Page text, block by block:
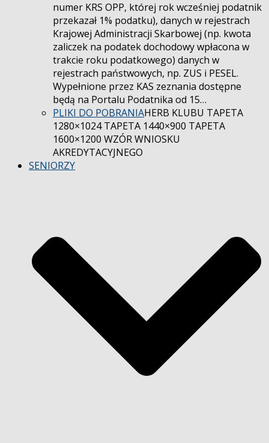
numer KRS OPP, której rok wcześniej podatnik
przekazał 1% podatku), danych w rejestrach
Krajowej Administracji Skarbowej (np. kwota
zaliczek na podatek dochodowy wpłacona w
trakcie roku podatkowego) danych w
rejestrach państwowych, np. ZUS i PESEL.
Wypełnione przez KAS zeznania dostępne
będą na Portalu Podatnika od 15…
PLIKI DO POBRANIAHERB KLUBU TAPETA
1280×1024 TAPETA 1440×900 TAPETA
1600×1200 WZÓR WNIOSKU
AKREDYTACYJNEGO
SENIORZY